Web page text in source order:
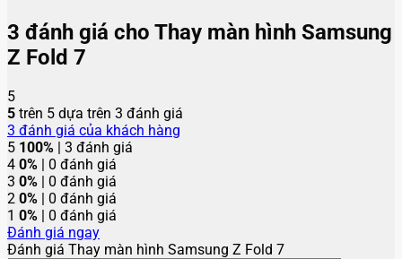
3 đánh giá cho Thay màn hình Samsung
Z Fold 7
5
5 trên 5 dựa trên 3 đánh giá
3 đánh giá của khách hàng
5 100% | 3 đánh giá
4 0% | 0 đánh giá
3 0% | 0 đánh giá
2 0% | 0 đánh giá
1 0% | 0 đánh giá
Đánh giá ngay
Đánh giá Thay màn hình Samsung Z Fold 7